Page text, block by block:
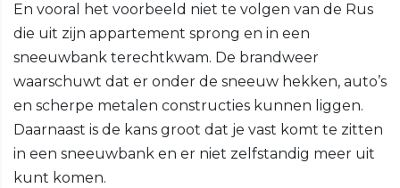
En vooral het voorbeeld niet te volgen van de Rus
die uit zijn appartement sprong en in een
sneeuwbank terechtkwam. De brandweer
waarschuwt dat er onder de sneeuw hekken, auto’s
en scherpe metalen constructies kunnen liggen.
Daarnaast is de kans groot dat je vast komt te zitten
in een sneeuwbank en er niet zelfstandig meer uit
kunt komen.